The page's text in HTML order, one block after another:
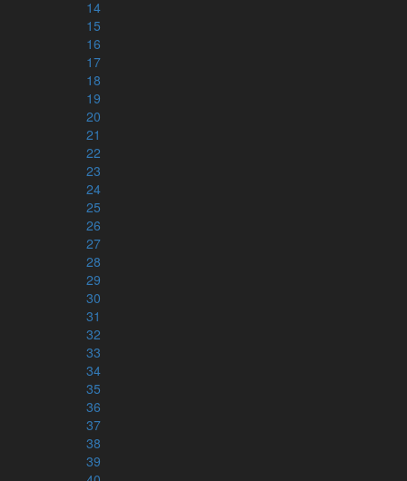
14
15
16
17
18
19
20
21
22
23
24
25
26
27
28
29
30
31
32
33
34
35
36
37
38
39
info@karnbibeln.se
Ge förslag
Nyhetsbrev
Stöd arbetet
Ge en gåva
Bankgiro: 5793-7641
Swish: 123-478 48 80
Webshop - Kärnbibeln